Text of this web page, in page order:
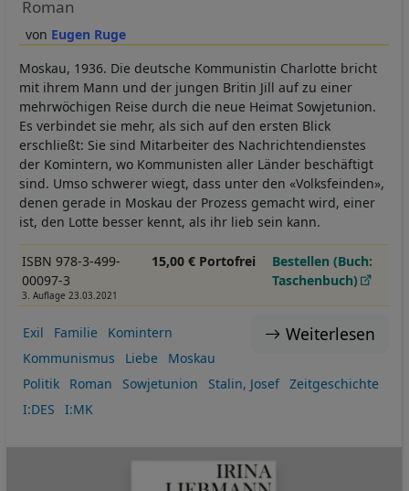
Eugen Ruge
Roman
Moskau, 1936. Die deutsche Kommunistin Charlotte bricht
mit ihrem Mann und der jungen Britin Jill auf zu einer
mehrwöchigen Reise durch die neue Heimat Sowjetunion.
Es verbindet sie mehr, als sich auf den ersten Blick
erschließt: Sie sind Mitarbeiter des Nachrichtendienstes
der Komintern, wo Kommunisten aller Länder beschäftigt
sind. Umso schwerer wiegt, dass unter den «Volksfeinden»,
denen gerade in Moskau der Prozess gemacht wird, einer
ist, den Lotte besser kennt, als ihr lieb sein kann.
ISBN 978-3-499-
00097-3
3. Auflage 23.03.2021
15,00 € Portofrei
Bestellen (Buch:
Taschenbuch)
Weiterlesen
Exil Familie
Komintern
Kommunismus
Liebe
Moskau
Politik
Roman Sowjetunion Stalin, Josef
Zeitgeschichte
I:DES
I:MK